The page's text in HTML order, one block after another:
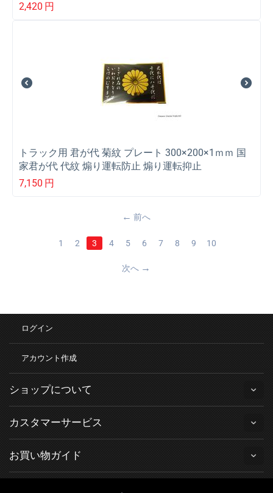
2,420 円
トラック用 君が代 菊紋 プレート 300×200×1ｍｍ 国
家君が代 代紋 煽り運転防止 煽り運転抑止
7,150 円
前へ
1 2 3 4 5 6 7 8 9 10
次へ
ログイン
アカウント作成
ショップについて
カスタマーサービス
お買い物ガイド